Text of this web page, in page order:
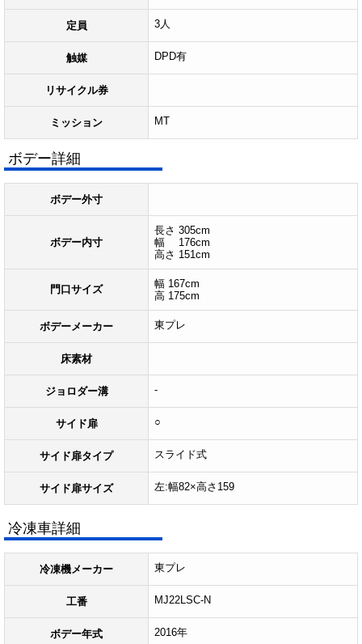
定員 3人
触媒 DPD有
リサイクル券
ミッション MT
ボデー詳細
ボデー外寸
ボデー内寸
長さ 305cm
幅 176cm
高さ 151cm
門口サイズ
幅 167cm
高 175cm
ボデーメーカー 東プレ
床素材
ジョロダー溝 -
サイド扉 ○
サイド扉タイプ スライド式
サイド扉サイズ 左:幅82×高さ159
冷凍車詳細
冷凍機メーカー 東プレ
工番 MJ22LSC-N
ボデー年式 2016年